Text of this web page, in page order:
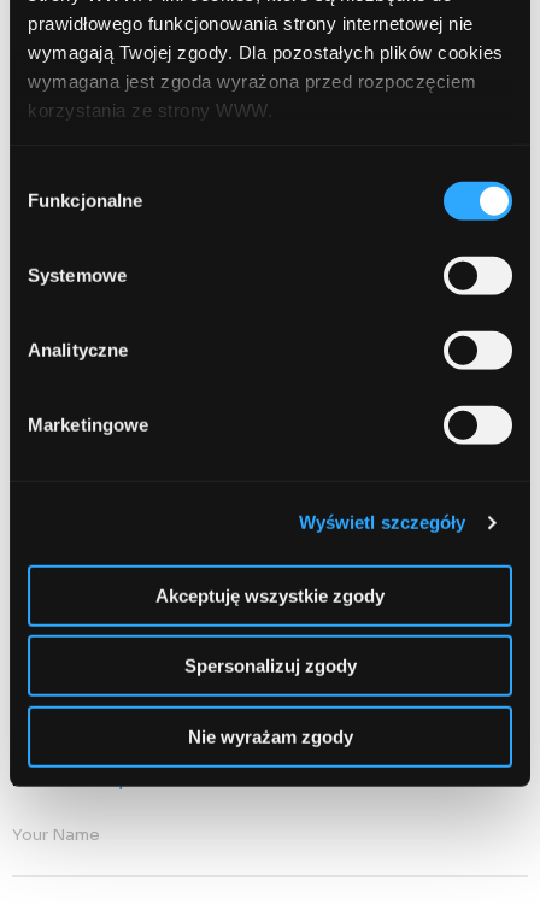
prawidłowego funkcjonowania strony internetowej nie
wymagają Twojej zgody. Dla pozostałych plików cookies
wymagana jest zgoda wyrażona przed rozpoczęciem
korzystania ze strony WWW.
formy korzystania z plików cookies. Więcej:
Polityka
zgody
Funkcjonalne
Systemowe
Analityczne
Marketingowe
Wyświetl szczegóły
Akceptuję wszystkie zgody
Spersonalizuj zgody
Nie wyrażam zgody
Udostępnij:
Prev Article Next Article
Name